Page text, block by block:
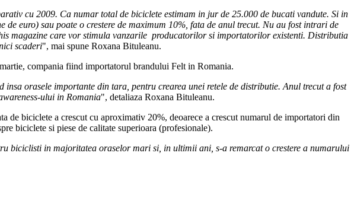
cu 2009. Ca numar total de biciclete estimam in jur de 25.000 de bucati vandute. Si in
euro) sau poate o crestere de maximum 10%, fata de anul trecut. Nu au fost intrari de
magazine care vor stimula vanzarile producatorilor si importatorilor existenti. Distributia
scaderi", mai spune Roxana Bituleanu.
compania fiind importatorul brandului Felt in Romania.
orasele importante din tara, pentru crearea unei retele de distributie. Anul trecut a fost
ului in Romania", detaliaza Roxana Bituleanu.
de biciclete a crescut cu aproximativ 20%, deoarece a crescut numarul de importatori din
biciclete si piese de calitate superioara (profesionale).
biciclisti in majoritatea oraselor mari si, in ultimii ani, s-a remarcat o crestere a numarului